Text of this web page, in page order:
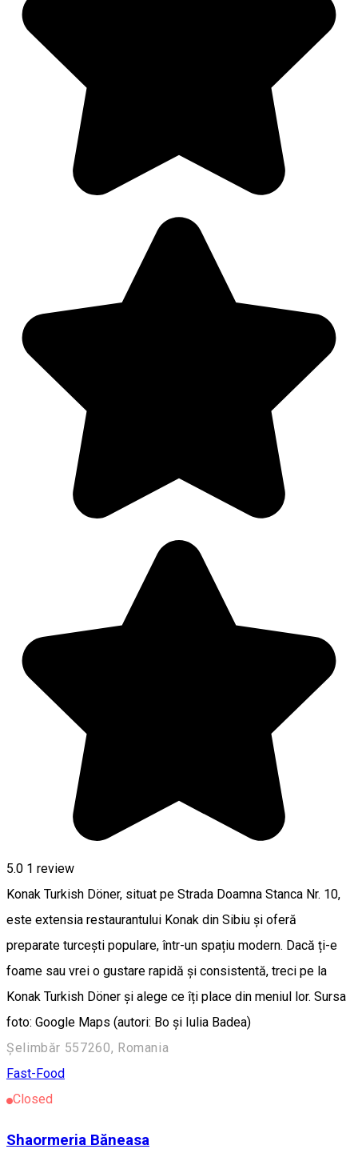
5.0 1 review
Konak Turkish Döner, situat pe Strada Doamna Stanca Nr. 10,
este extensia restaurantului Konak din Sibiu și oferă
preparate turcești populare, într-un spațiu modern. Dacă ți-e
foame sau vrei o gustare rapidă și consistentă, treci pe la
Konak Turkish Döner și alege ce îți place din meniul lor. Sursa
foto: Google Maps (autori: Bo și Iulia Badea)
Șelimbăr 557260, Romania
Fast-Food
Closed
Shaormeria Băneasa